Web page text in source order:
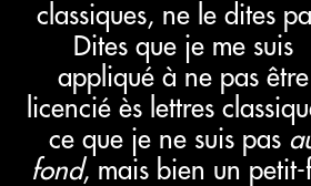
classiques, ne le dites
Dites que je me suis
appliqué à ne pas être
licencié ès lettres
ce que je ne suis pas
fond, mais bien un petit-